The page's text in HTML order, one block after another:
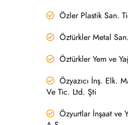
Özler Plastik San.
Öztürkler Metal
Öztürkler Yem ve
Özyazıcı İnş. Elk.
Ve Tic. Ltd. Şti
Özyurtlar İnşaat ve